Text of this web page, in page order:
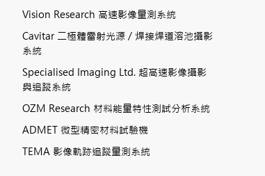
Vision Research 高速影像量測系統
Cavitar 二極體雷射光源 / 焊接焊道溶池攝影
系統
Specialised Imaging Ltd. 超高速影像攝影
與追蹤系統
OZM Research 材料能量特性測試分析系統
ADMET 微型精密材料試驗機
TEMA 影像軌跡追蹤量測系統